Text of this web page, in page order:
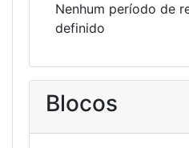
Nenhum período de
definido
Blocos